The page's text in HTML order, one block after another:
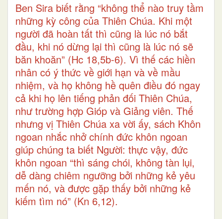
Ben Sira biết rằng “không thể nào truy tầm
những kỳ công của Thiên Chúa. Khi một
người đã hoàn tất thì cũng là lúc nó bắt
đầu, khi nó dừng lại thì cũng là lúc nó sẽ
băn khoăn” (Hc 18,5b-6). Vì thế các hiền
nhân có ý thức về giới hạn và về mầu
nhiệm, và họ không hề quên điều đó ngay
cả khi họ lên tiếng phản đối Thiên Chúa,
như trường hợp Gióp và Giảng viên. Thế
nhưng vị Thiên Chúa xa vời ấy, sách Khôn
ngoan nhắc nhở chính đức khôn ngoan
giúp chúng ta biết Người: thực vậy, đức
khôn ngoan “thì sáng chói, không tàn lụi,
dễ dàng chiêm ngưỡng bởi những kẻ yêu
mến nó, và được gặp thấy bởi những kẻ
kiếm tìm nó” (Kn 6,12).